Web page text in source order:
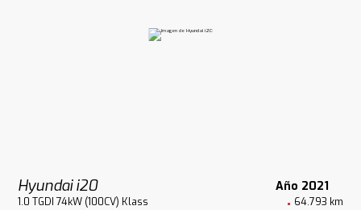
Hyundai i20 Año 2021
1.0 TGDI 74kW (100CV) Klass 64.793 km